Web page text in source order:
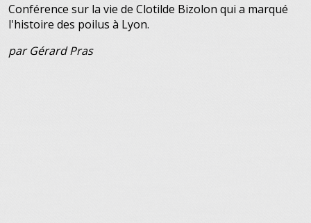
Conférence sur la vie de Clotilde Bizolon qui a marqué
l'histoire des poilus à Lyon.
par Gérard Pras